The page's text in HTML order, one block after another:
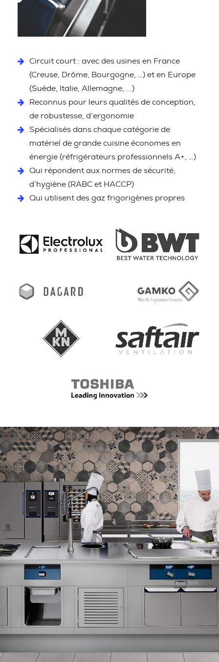
Circuit court : avec des usines en France
(Creuse, Drôme, Bourgogne, …) et en Europe
(Suède, Italie, Allemagne, ...)
Reconnus pour leurs qualités de conception,
de robustesse, d’ergonomie
Spécialisés dans chaque catégorie de
matériel de grande cuisine économes en
énergie (réfrigérateurs professionnels A+, …)
Qui répondent aux normes de sécurité,
d’hygiène (RABC et HACCP)
Qui utilisent des gaz frigorigènes propres